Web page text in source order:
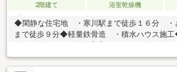
2階建て 浴室乾燥機
◆閑静な住宅地 ・寒川駅まで徒歩１６分 ・
まで徒歩９分◆軽量鉄骨造 ・積水ハウス施
２階にトイレあり ・全居室収納付◆南側バル